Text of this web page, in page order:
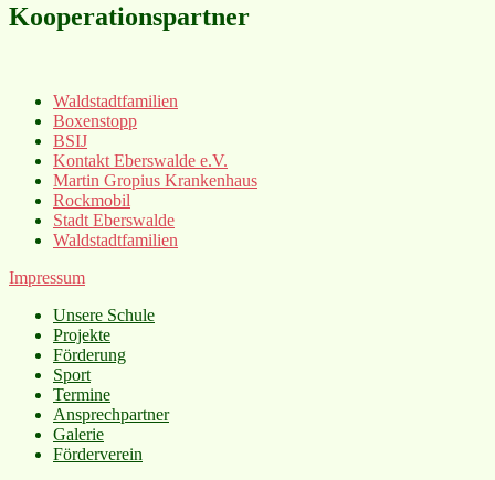
Kooperationspartner
Waldstadtfamilien
Boxenstopp
BSIJ
Kontakt Eberswalde e.V.
Martin Gropius Krankenhaus
Rockmobil
Stadt Eberswalde
Waldstadtfamilien
Impressum
Unsere Schule
Projekte
Förderung
Sport
Termine
Ansprechpartner
Galerie
Förderverein